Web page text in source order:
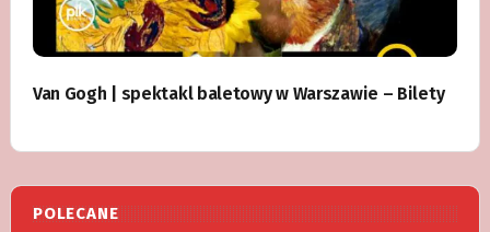
Van Gogh | spektakl baletowy w Warszawie – Bilety
POLECANE